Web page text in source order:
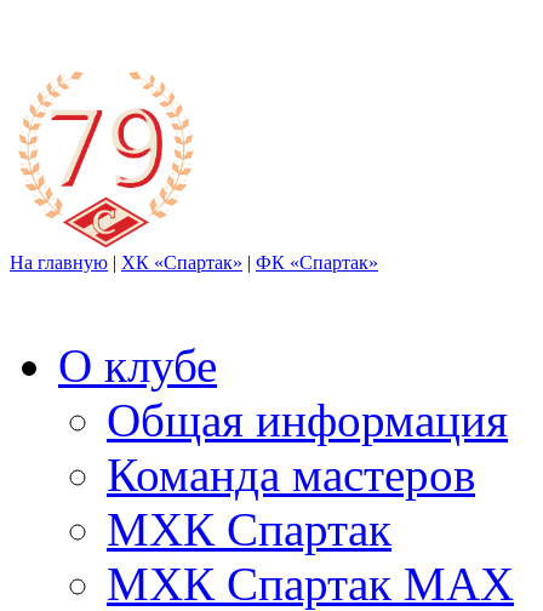
На главную | ХК «Спартак» | ФК «Спартак»
О клубе
Общая информация
Команда мастеров
МХК Спартак
МХК Спартак МАХ